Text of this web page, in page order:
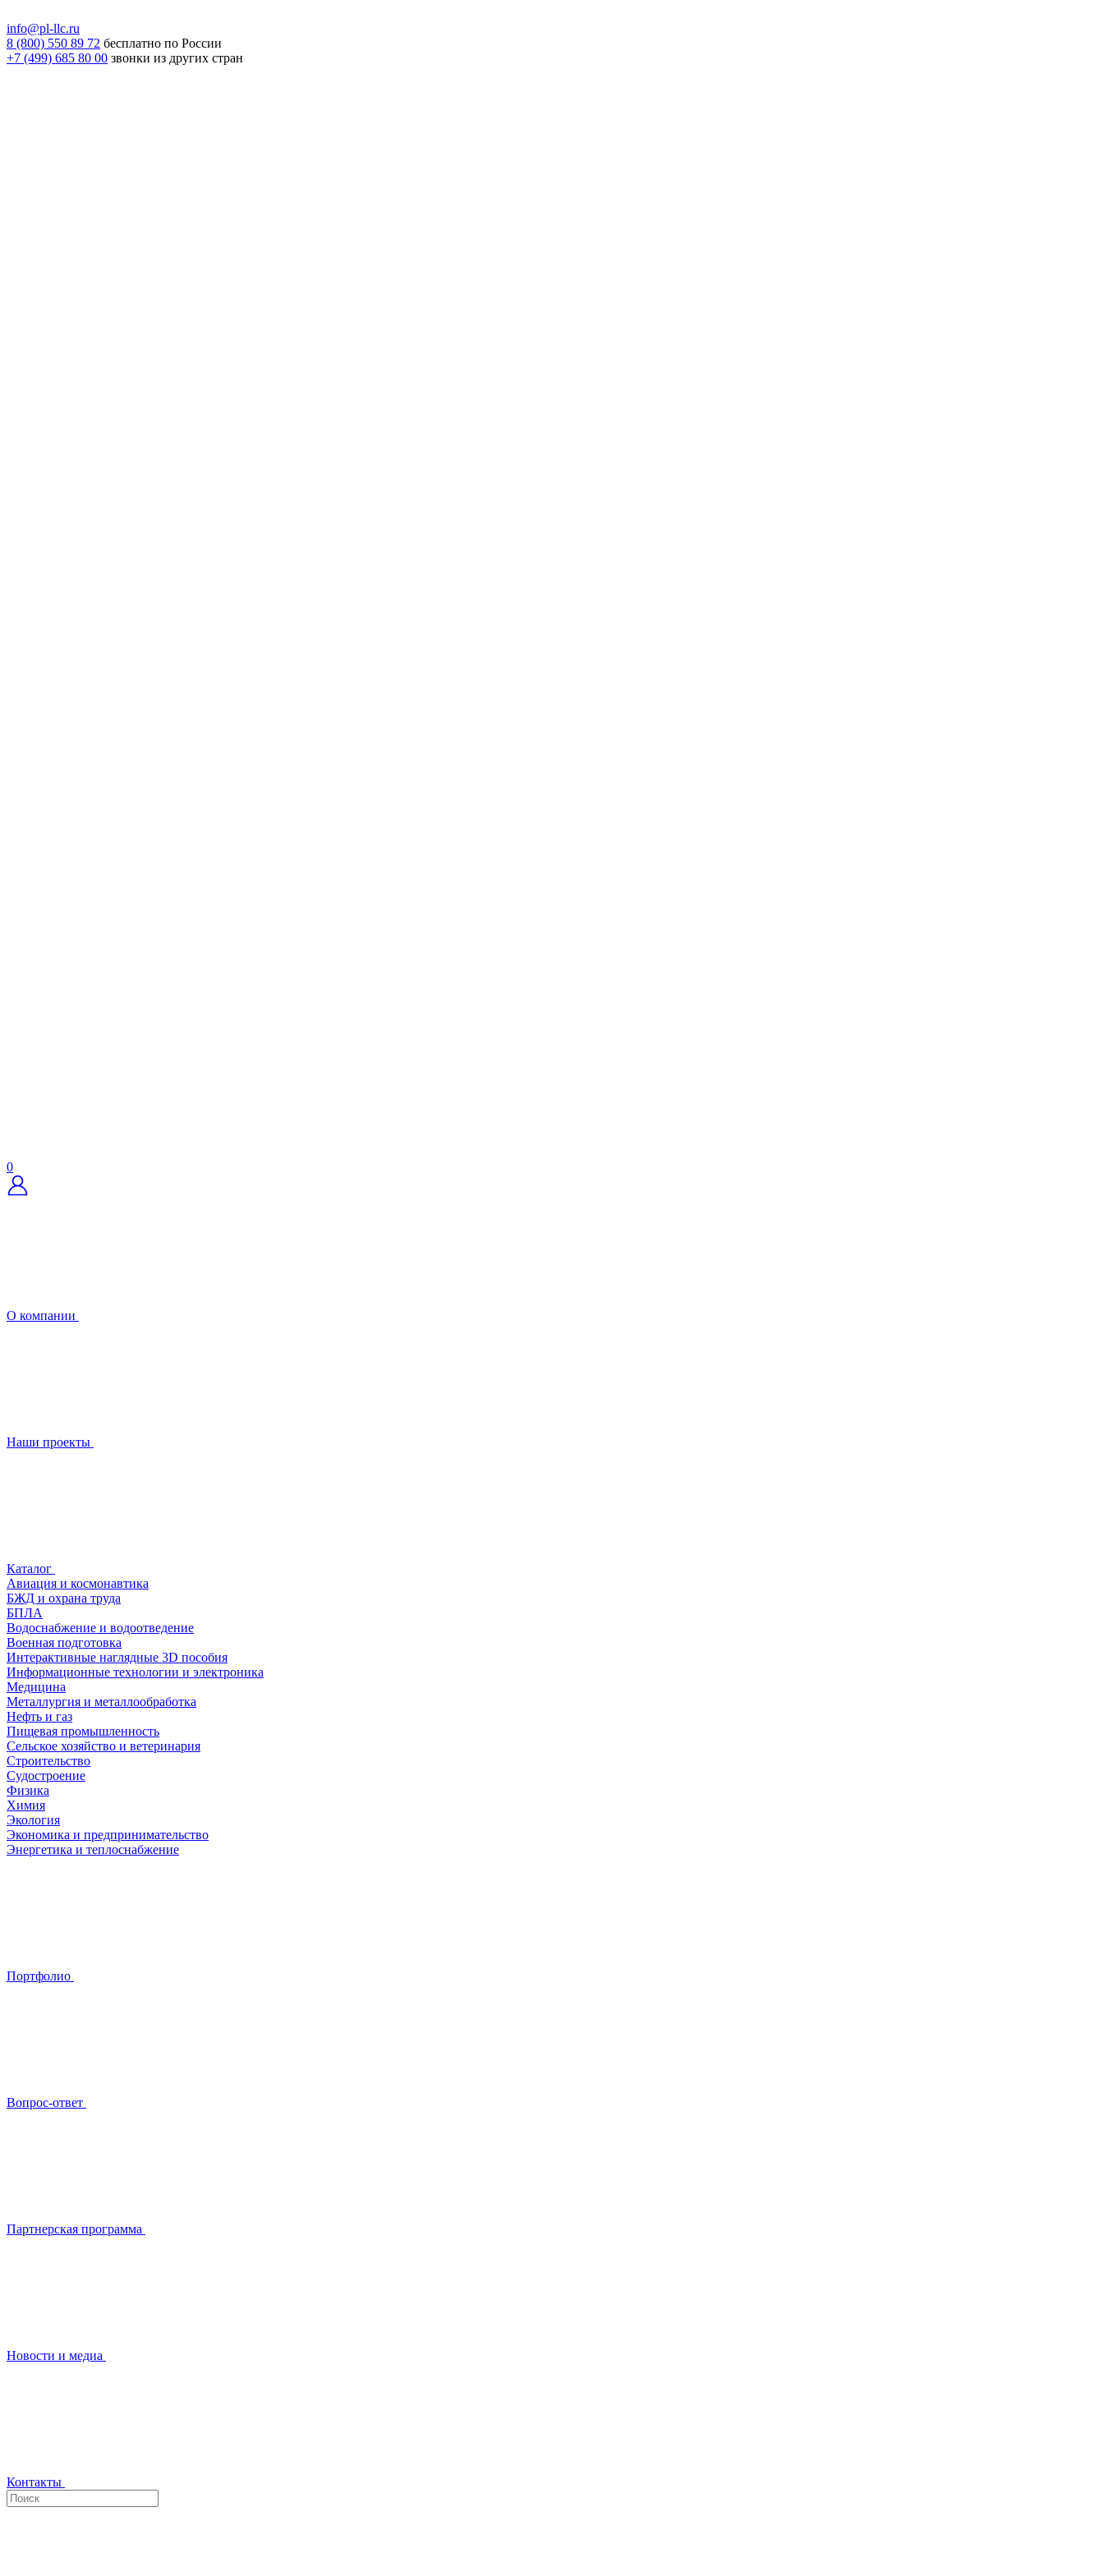
info@pl-llc.ru
8 (800) 550 89 72 бесплатно по России
+7 (499) 685 80 00 звонки из других стран
0
О компании
Наши проекты
Каталог
Авиация и космонавтика
БЖД и охрана труда
БПЛА
Водоснабжение и водоотведение
Военная подготовка
Интерактивные наглядные 3D пособия
Информационные технологии и электроника
Медицина
Металлургия и металлообработка
Нефть и газ
Пищевая промышленность
Сельское хозяйство и ветеринария
Строительство
Судостроение
Физика
Химия
Экология
Экономика и предпринимательство
Энергетика и теплоснабжение
Портфолио
Вопрос-ответ
Партнерская программа
Новости и медиа
Контакты